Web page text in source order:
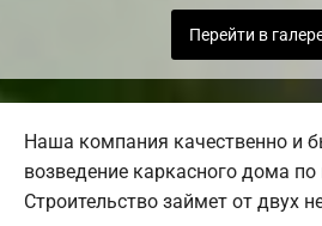
Перейти в
Наша компания качественно и
возведение каркасного дома по
Строительство займет от двух